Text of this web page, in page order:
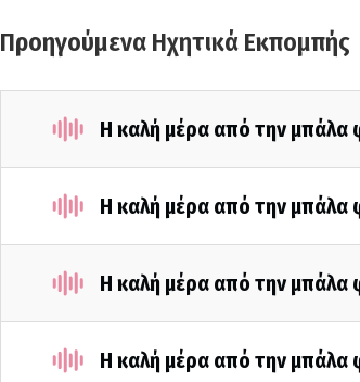
Προηγούμενα Ηχητικά Εκπομπής
Η καλή μέρα από την μπάλα
Η καλή μέρα από την μπάλα
Η καλή μέρα από την μπάλα
Η καλή μέρα από την μπάλα